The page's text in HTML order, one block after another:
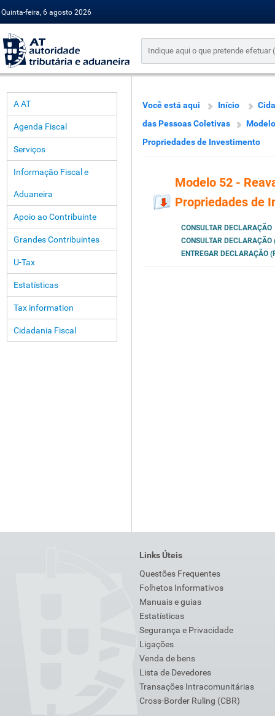
Quinta-feira, 6 agosto 2026
A AT
Agenda Fiscal
Serviços
Informação Fiscal e
Aduaneira
Apoio ao Contribuinte
Grandes Contribuintes
U-Tax
Estatísticas
Tax information
Cidadania Fiscal
Você está aqui Início
das Pessoas Coletivas
Propriedades de Investimento
Modelo 52 -
Propriedades de
CONSULTAR DECLARAÇÃO
CONSULTAR
ENTREGAR DECLARAÇÃO
Links Úteis
Questões Frequentes
Folhetos Informativos
Manuais e guias
Estatísticas
Segurança e Privacidade
Ligações
Venda de bens
Lista de Devedores
Transações Intracomunitárias
Cross-Border Ruling (CBR)